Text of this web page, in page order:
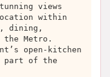
views
within
dining,
the Metro.
open-kitchen
part of the